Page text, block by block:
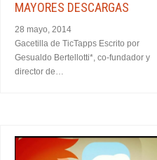
MAYORES DESCARGAS
28 mayo, 2014
Gacetilla de TicTapps Escrito por
Gesualdo Bertellotti*, co-fundador y
director de…